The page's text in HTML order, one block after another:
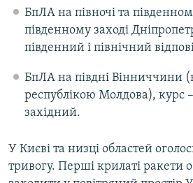
БпЛА на півночі та
південному заході
південний і північний
БпЛА на півдні Вінниччини
республікою Молдова), курс
західний.
У Києві та низці областей
тривогу. Перші крилаті ракети